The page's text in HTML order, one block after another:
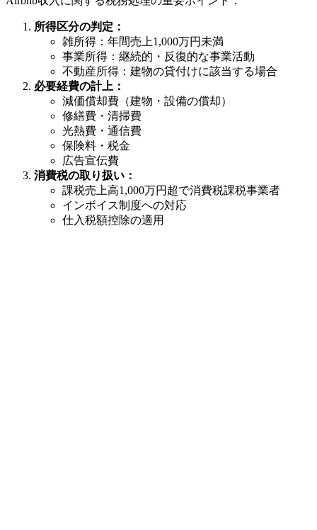
所得区分の判定：
雑所得：年間売上1,000万円未満
事業所得：継続的・反復的な事業活動
不動産所得：建物の貸付けに該当する場合
必要経費の計上：
減価償却費（建物・設備の償却）
修繕費・清掃費
光熱費・通信費
保険料・税金
広告宣伝費
消費税の取り扱い：
課税売上高1,000万円超で消費税課税事業者
インボイス制度への対応
仕入税額控除の適用